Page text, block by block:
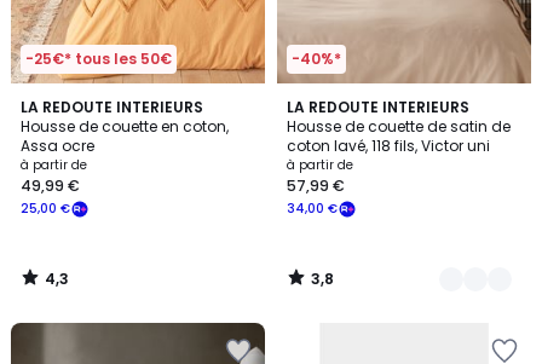
-25€* tous les 50€
LA REDOUTE INTERIEURS
Housse de couette en coton,
Assa ocre
à partir de
25,00 €
49,99 €
4,3
/ 5
4,3
/
-40%*
LA REDOUTE INTERIEURS
Housse de couette de satin de
coton lavé, 118 fils, Victor uni
à partir de
34,00 €
57,99 €
3,8
/ 5
10
Couleurs
3,8
/